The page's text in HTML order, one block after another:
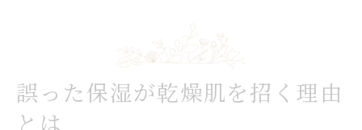
誤った保湿が乾燥肌を招く理由